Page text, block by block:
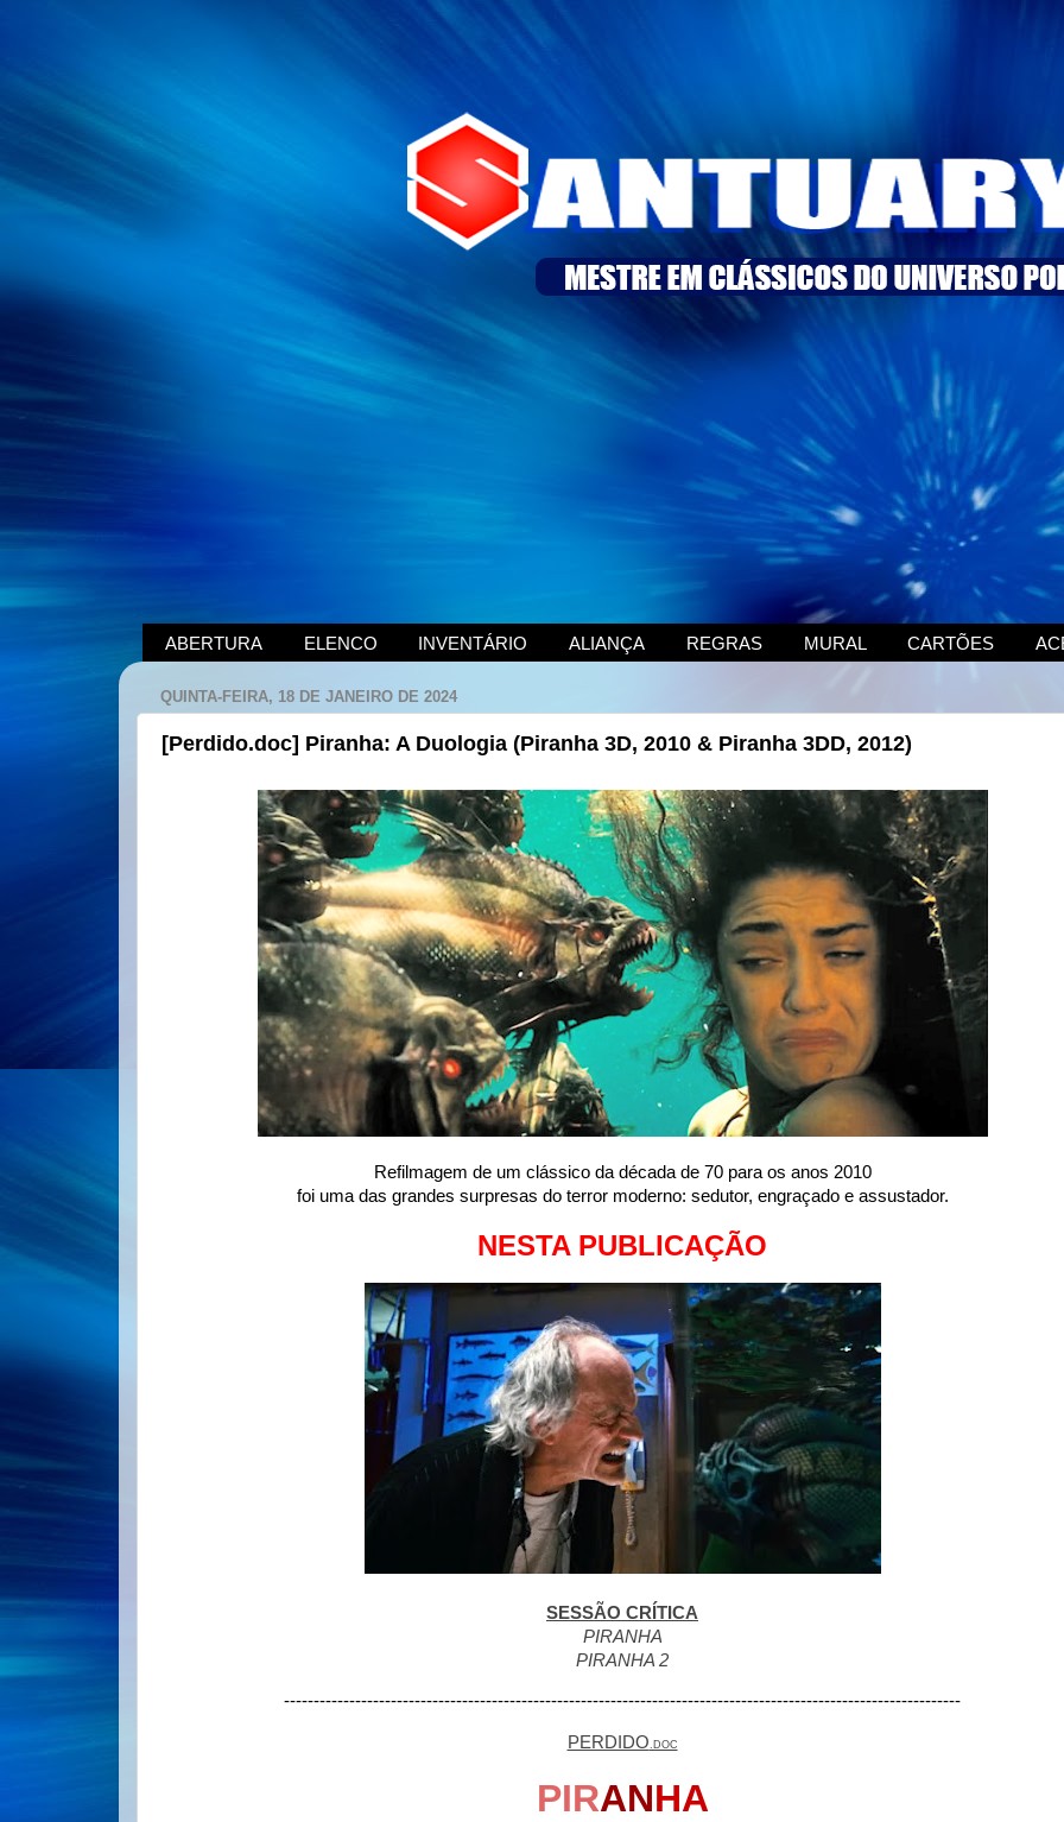
ABERTURA ELENCO INVENTÁRIO ALIANÇA REGRAS MURAL CARTÕES
QUINTA-FEIRA, 18 DE JANEIRO DE 2024
[Perdido.doc] Piranha: A Duologia (Piranha 3D, 2010 & Piranha 3DD, 2012)
Refilmagem de um clássico da década de 70 para os anos 2010
foi uma das grandes surpresas do terror moderno: sedutor, engraçado e assustador.
NESTA PUBLICAÇÃO
SESSÃO CRÍTICA
PIRANHA
PIRANHA 2
------------------------------------------------------------------------------------------------------------------
PERDIDO.DOC
PIRANHA